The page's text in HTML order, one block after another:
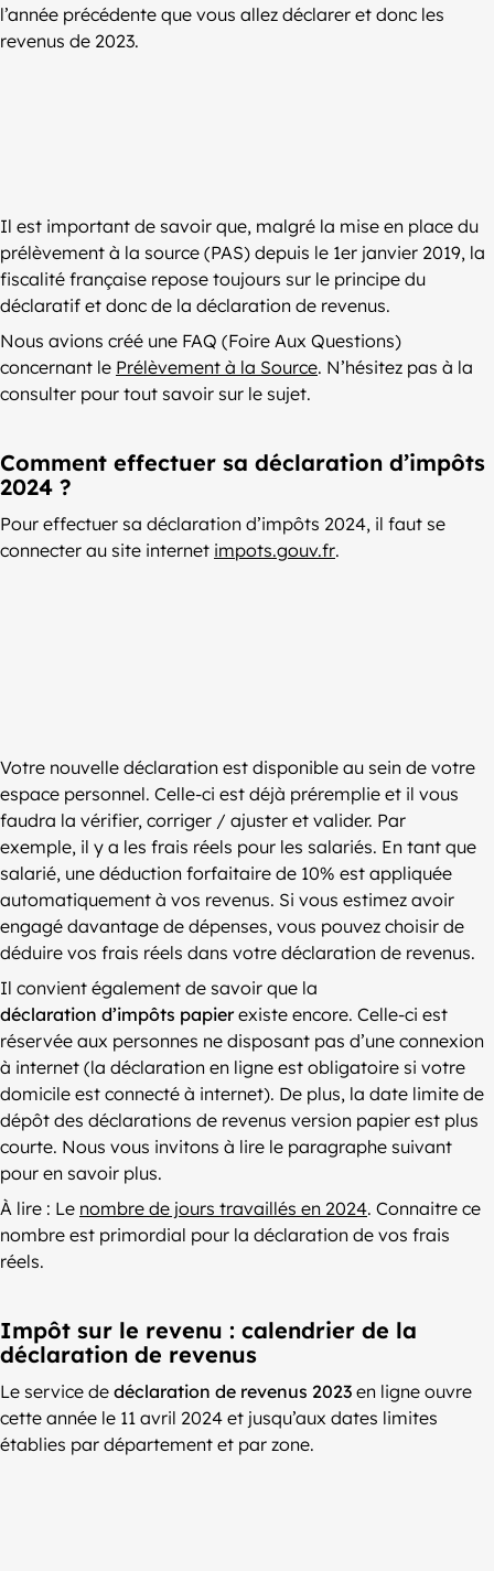
l’année précédente que vous allez déclarer et donc les
revenus de 2023.
Il est important de savoir que, malgré la mise en place du
prélèvement à la source (PAS) depuis le 1er janvier 2019, la
fiscalité française repose toujours sur le principe du
déclaratif et donc de la déclaration de revenus.
Nous avions créé une FAQ (Foire Aux Questions)
concernant le Prélèvement à la Source. N’hésitez pas à la
consulter pour tout savoir sur le sujet.
Comment effectuer sa déclaration d’impôts
2024 ?
Pour effectuer sa déclaration d’impôts 2024, il faut se
connecter au site internet impots.gouv.fr.
Votre nouvelle déclaration est disponible au sein de votre
espace personnel. Celle-ci est déjà préremplie et il vous
faudra la vérifier, corriger / ajuster et valider. Par
exemple, il y a les frais réels pour les salariés. En tant que
salarié, une déduction forfaitaire de 10% est appliquée
automatiquement à vos revenus. Si vous estimez avoir
engagé davantage de dépenses, vous pouvez choisir de
déduire vos frais réels dans votre déclaration de revenus.
Il convient également de savoir que la
déclaration d’impôts papierexiste encore. Celle-ci est
réservée aux personnes ne disposant pas d’une connexion
à internet (la déclaration en ligne est obligatoire si votre
domicile est connecté à internet). De plus, la date limite de
dépôt des déclarations de revenus version papier est plus
courte. Nous vous invitons à lire le paragraphe suivant
pour en savoir plus.
À lire : Le nombre de jours travaillés en 2024. Connaitre ce
nombre est primordial pour la déclaration de vos frais
réels.
Impôt sur le revenu : calendrier de la
déclaration de revenus
Le service de déclaration de revenus 2023 en ligne ouvre
cette année le 11 avril 2024 et jusqu’aux dates limites
établies par département et par zone.